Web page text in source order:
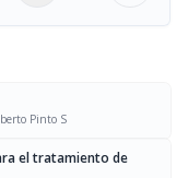
Pinto S
el tratamiento de